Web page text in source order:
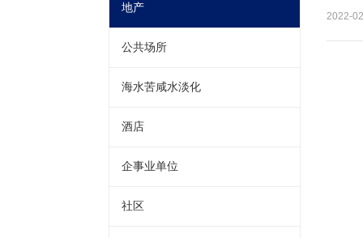
地产
公共场所
海水苦咸水淡化
酒店
企事业单位
社区
2022-